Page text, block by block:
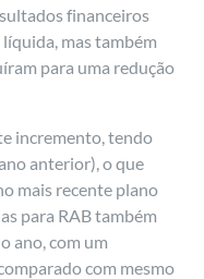
financeiros
mas também
para uma redução
incremento, tendo
anterior), o que
mais recente plano
para RAB também
ano, com um
com mesmo